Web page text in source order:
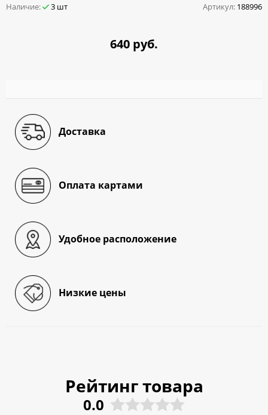
Наличие: 3 шт Артикул: 188996
640 руб.
Доставка
Оплата картами
Удобное расположение
Низкие цены
Рейтинг товара
0.0